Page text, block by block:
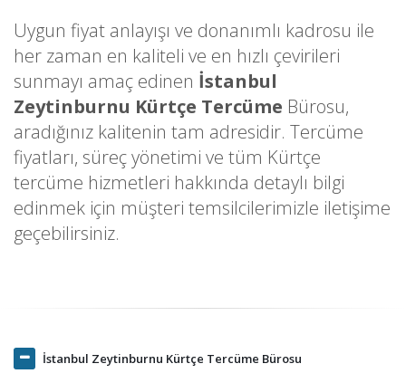
Uygun fiyat anlayışı ve donanımlı kadrosu ile
her zaman en kaliteli ve en hızlı çevirileri
sunmayı amaç edinen İstanbul
Zeytinburnu Kürtçe Tercüme Bürosu,
aradığınız kalitenin tam adresidir. Tercüme
fiyatları, süreç yönetimi ve tüm Kürtçe
tercüme hizmetleri hakkında detaylı bilgi
edinmek için müşteri temsilcilerimizle iletişime
geçebilirsiniz.
İstanbul Zeytinburnu Kürtçe Tercüme Bürosu